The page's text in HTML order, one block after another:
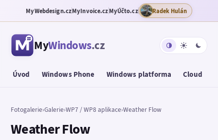
MyWebdesign.czMyInvoice.czMyÚčto.cz Radek Hulán
MyWindows.cz
Úvod Windows Phone Windows platforma Cloud
Fotogalerie›Galerie›WP7 / WP8 aplikace›Weather Flow
Weather Flow